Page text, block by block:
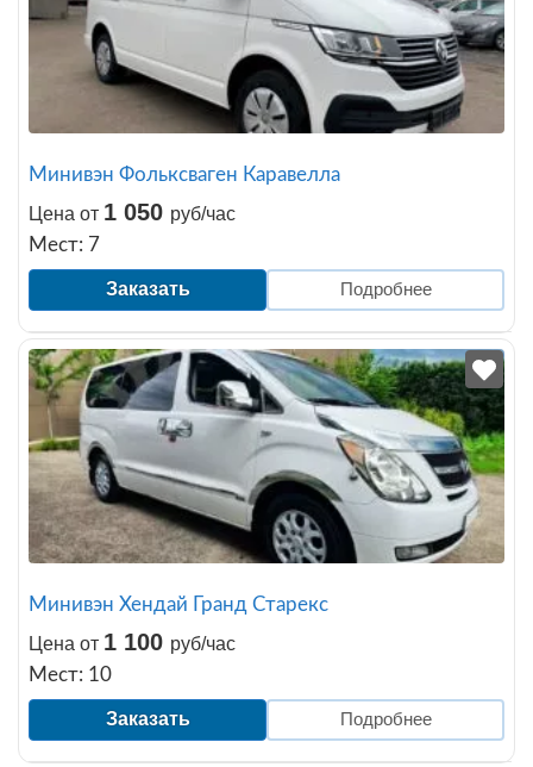
Минивэн Фольксваген Каравелла
Цена от 1 050 руб/час
Мест: 7
Заказать Подробнее
Минивэн Хендай Гранд Старекс
Цена от 1 100 руб/час
Мест: 10
Заказать Подробнее